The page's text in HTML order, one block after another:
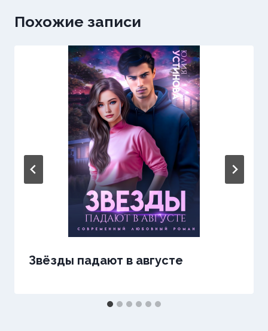
Похожие записи
Звёзды падают в августе